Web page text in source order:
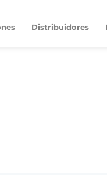
Distribuidores